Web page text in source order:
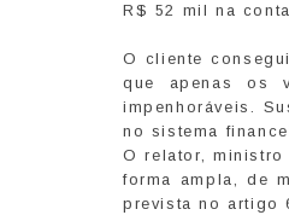
R$ 52 mil na
O cliente
que apenas os
impenhoráveis.
no sistema
O relator,
forma ampla, de
prevista no artigo